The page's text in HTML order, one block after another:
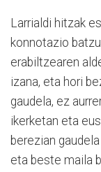
Larrialdi hitzak
konnotazio
erabiltzearen
izana, eta hori
gaudela, ez
ikerketan eta
berezian
eta beste maila